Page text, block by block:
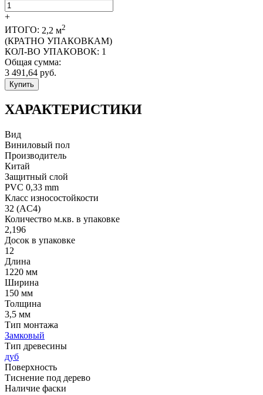
+
ИТОГО: 2,2 м2
(КРАТНО УПАКОВКАМ)
КОЛ-ВО УПАКОВОК: 1
Общая сумма:
3 491,64 руб.
Купить
ХАРАКТЕРИСТИКИ
Вид
Виниловый пол
Производитель
Китай
Защитный слой
PVC 0,33 mm
Класс износостойкости
32 (AC4)
Количество м.кв. в упаковке
2,196
Досок в упаковке
12
Длина
1220 мм
Ширина
150 мм
Толщина
3,5 мм
Тип монтажа
Замковый
Тип древесины
дуб
Поверхность
Тиснение под дерево
Наличие фаски